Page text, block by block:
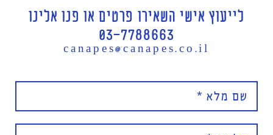
לייעוץ אישי השאירו פרטים או פנו אלינו
03-7788663
canapes@canapes.co.il